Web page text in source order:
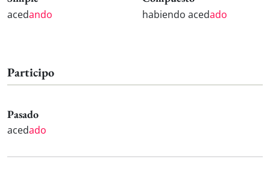
acedando habiendo acedado
Participo
Pasado
acedado